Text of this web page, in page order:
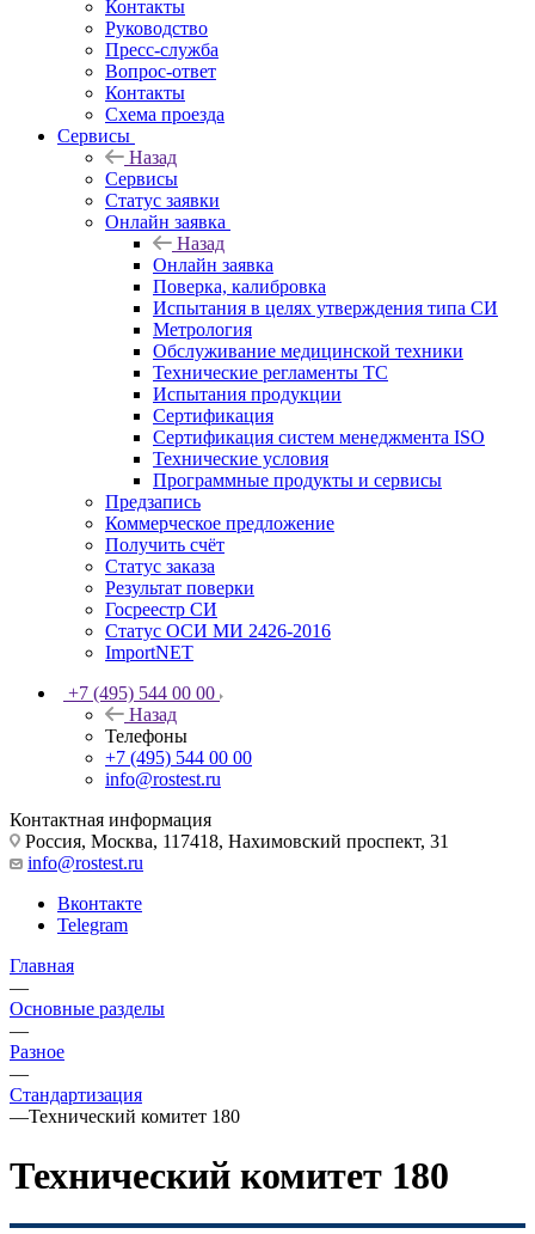
Контакты
Руководство
Пресс-служба
Вопрос-ответ
Контакты
Схема проезда
Сервисы
Назад
Сервисы
Статус заявки
Онлайн заявка
Назад
Онлайн заявка
Поверка, калибровка
Испытания в целях утверждения типа СИ
Метрология
Обслуживание медицинской техники
Технические регламенты ТС
Испытания продукции
Сертификация
Сертификация систем менеджмента ISO
Технические условия
Программные продукты и сервисы
Предзапись
Коммерческое предложение
Получить счёт
Статус заказа
Результат поверки
Госреестр СИ
Статус ОСИ МИ 2426-2016
ImportNET
+7 (495) 544 00 00
Назад
Телефоны
+7 (495) 544 00 00
info@rostest.ru
Контактная информация
Россия, Москва, 117418, Нахимовский проспект, 31
info@rostest.ru
Вконтакте
Telegram
Главная
—
Основные разделы
—
Разное
—
Стандартизация
—Технический комитет 180
Технический комитет 180